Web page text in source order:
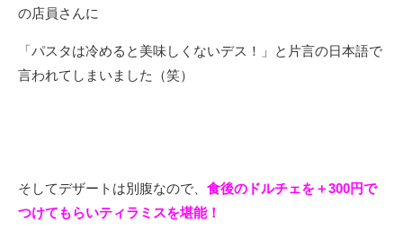
の店員さんに
「パスタは冷めると美味しくないデス！」と片言の日本語で
言われてしまいました（笑）
そしてデザートは別腹なので、 食後のドルチェを＋300円で
つけてもらいティラミスを堪能！